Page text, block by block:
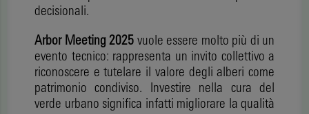
decisionali.
Arbor Meeting 2025 vuole essere molto più di un
evento tecnico: rappresenta un invito collettivo a
riconoscere e tutelare il valore degli alberi come
patrimonio condiviso. Investire nella cura del
verde urbano significa infatti migliorare la qualità